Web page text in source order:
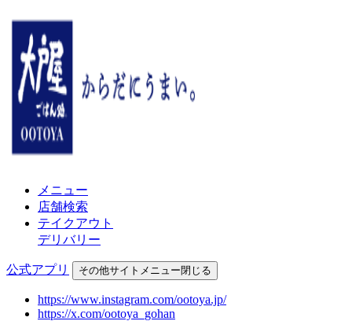
メニュー
店舗検索
テイクアウト
デリバリー
公式アプリ その他サイトメニュー閉じる
https://www.instagram.com/ootoya.jp/
https://x.com/ootoya_gohan